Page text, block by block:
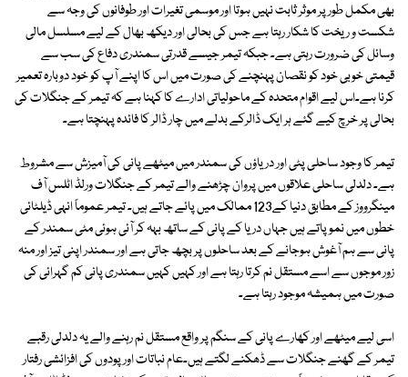
بھی مکمل طور پر موثر ثابت نہیں ہوتا اور موسمی تغیرات اور طوفانوں کی وجہ سے
شکست و ریخت کا شکار رہتا ہے جس کی بحالی اور دیکھ بھال کے لیے مسلسل مالی
وسائل کی ضرورت رہتی ہے۔ جبکہ تیمر جیسے قدرتی سمندری دفاع کی سب سے
قیمتی خوبی خود کو نقصان پہنچنے کی صورت میں اس کا اپنے آپ کو خود دوبارہ تعمیر
کرنا ہے۔اس لیے اقوام متحدہ کے ماحولیاتی ادارے کا کہنا ہے کہ تیمر کے جنگلات کی
بحالی پر خرچ کیے گئے ہر ایک ڈالرکے بدلے میں چار ڈالر کا فائدہ پہنچتا ہے۔
تیمر کا وجود ساحلی پٹی اور دریاؤں کی سمندر میں میٹھے پانی کی آمیزش سے مشروط
ہے۔ دلدلی ساحلی علاقوں میں پروان چڑھنے والے تیمر کے جنگلات ورلڈ اٹلس آف
مینگرووز کے مطابق دنیا کے123 ممالک میں پائے جاتے ہیں۔ تیمر عموماً انہی ڈیلٹائی
خطوں میں نمو پاتے ہیں جہاں دریا کے پانی کے ساتھ بہہ کر آئی ہوئی مٹی سمندر کے
پانی سے ہم آغوش ہوجانے کے بعد ساحلوں پر بچھ جاتی ہے اور سمندر اپنی تیز اور منہ
زور موجوں سے اسے مستقل نم کرتا رہتا ہے اور کہیں کہیں سمندری پانی کم گہرائی کی
صورت میں ہمیشہ موجود رہتا ہے۔
اسی لیے میٹھے اور کھارے پانی کے سنگم پر واقع مستقل نم رہنے والے یہ دلدلی رقبے
تیمر کے گھنے جنگلات سے ڈھکنے لگتے ہیں۔عام نباتات اور پودوں کی افزائشی رفتار